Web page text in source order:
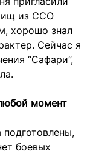
из ССО
хорошо знал
Сейчас я
“Сафари”,
момент
подготовлены,
боевых